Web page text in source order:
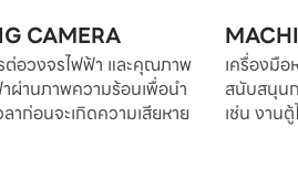
CAMERA
ต่อวงจรไฟฟ้า และคุณภาพ
านภาพความร้อนเพื่อนำ
าก่อนจะเกิดความเสียหาย
เครื่องมือ
สนับสนุน
เช่น งาน